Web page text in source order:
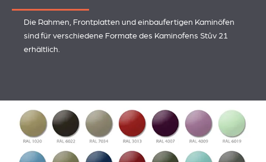
Die Rahmen, Frontplatten und einbaufertigen Kaminöfen
sind für verschiedene Formate des Kaminofens Stûv 21
erhältlich.